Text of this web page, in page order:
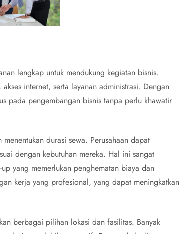
lengkap untuk mendukung kegiatan bisnis.
internet, serta layanan administrasi. Dengan
pada pengembangan bisnis tanpa perlu khawatir
durasi sewa. Perusahaan dapat
dengan kebutuhan mereka. Hal ini sangat
yang memerlukan penghematan biaya dan
kerja yang profesional, yang dapat meningkatkan
berbagai pilihan lokasi dan fasilitas. Banyak